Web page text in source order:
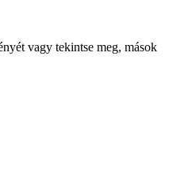
vagy tekintse meg, mások